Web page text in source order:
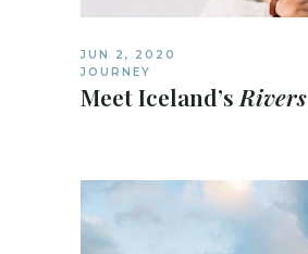
JUN 2, 2020
JOURNEY
Meet Iceland’s Rivers